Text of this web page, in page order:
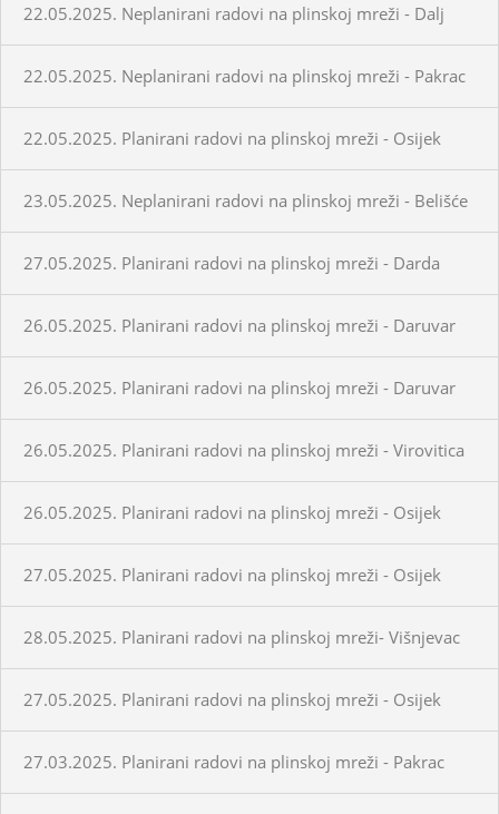
22.05.2025. Neplanirani radovi na plinskoj mreži - Dalj
22.05.2025. Neplanirani radovi na plinskoj mreži - Pakrac
22.05.2025. Planirani radovi na plinskoj mreži - Osijek
23.05.2025. Neplanirani radovi na plinskoj mreži - Belišće
27.05.2025. Planirani radovi na plinskoj mreži - Darda
26.05.2025. Planirani radovi na plinskoj mreži - Daruvar
26.05.2025. Planirani radovi na plinskoj mreži - Daruvar
26.05.2025. Planirani radovi na plinskoj mreži - Virovitica
26.05.2025. Planirani radovi na plinskoj mreži - Osijek
27.05.2025. Planirani radovi na plinskoj mreži - Osijek
28.05.2025. Planirani radovi na plinskoj mreži- Višnjevac
27.05.2025. Planirani radovi na plinskoj mreži - Osijek
27.03.2025. Planirani radovi na plinskoj mreži - Pakrac